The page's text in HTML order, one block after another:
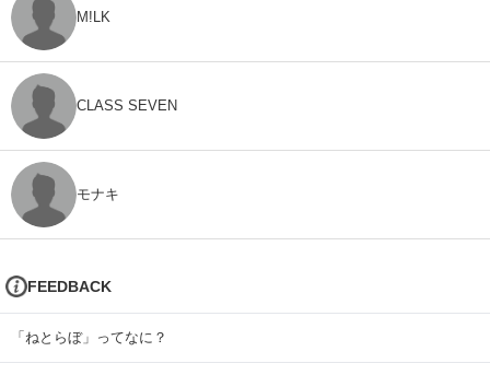
M!LK
CLASS SEVEN
モナキ
FEEDBACK
「ねとらぼ」ってなに？